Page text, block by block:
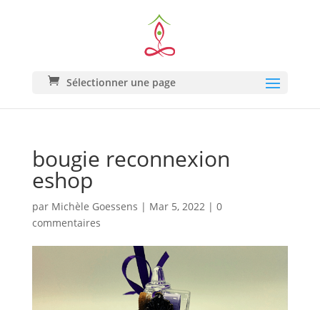
Sélectionner une page
bougie reconnexion
eshop
par Michèle Goessens | Mar 5, 2022| 0
commentaires